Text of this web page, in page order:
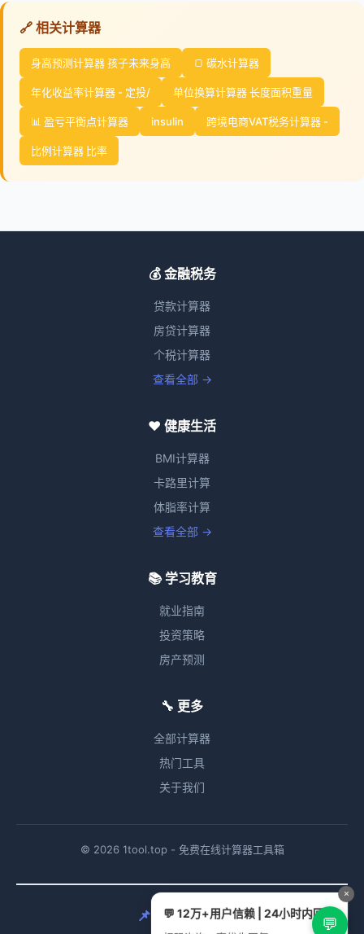
×
💬 12万+用户信赖 | 24小时内回复
💬
🔗 相关计算器
身高预测计算器 孩子未来身高 🍞 碳水计算器
年化收益率计算器 - 定投/ 单位换算计算器 长度面积重量
📊 盈亏平衡点计算器 insulin 跨境电商VAT税务计算器 -
比例计算器 比率
💰 金融税务
贷款计算器
房贷计算器
个税计算器
查看全部 →
❤️ 健康生活
BMI计算器
卡路里计算
体脂率计算
查看全部 →
📚 学习教育
就业指南
投资策略
房产预测
🔧 更多
全部计算器
热门工具
关于我们
© 2026 1tool.top - 免费在线计算器工具箱
📌 相关计算器